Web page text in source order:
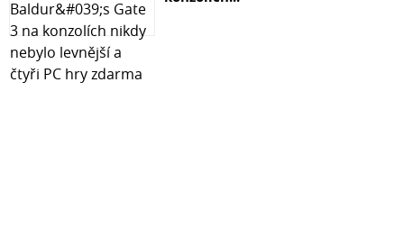
Materiál: Aramid + tvrzené sklo
Tvrdost: 9H